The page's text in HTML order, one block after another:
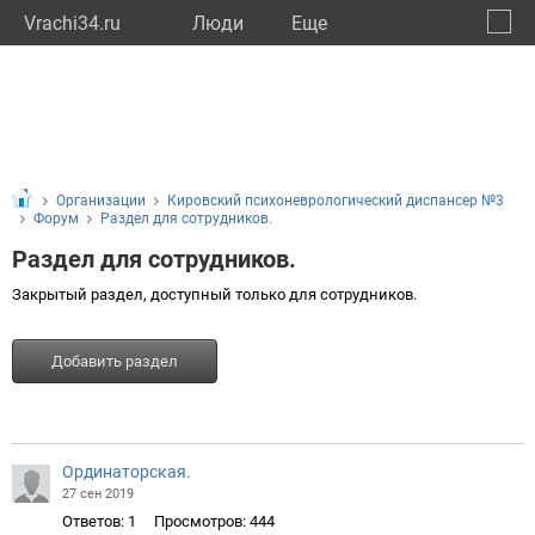
Vrachi34.ru Люди Eще
Организации
Кировский психоневрологический диспансер №3
Форум
Раздел для сотрудников.
Раздел для сотрудников.
Закрытый раздел, доступный только для сотрудников.
Добавить раздел
Ординаторская.
27 сен 2019
Ответов: 1 Просмотров: 444